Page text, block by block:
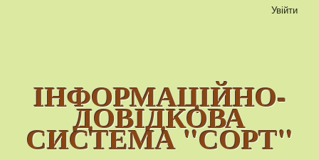
ІНФОРМАЦІЙНО-
ДОВІДКОВА
СИСТЕМА "СОРТ"
Увійти